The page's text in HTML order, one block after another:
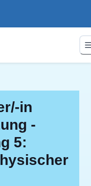
in
-
5: